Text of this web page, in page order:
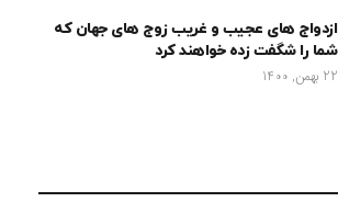
ازدواج های عجیب و غریب زوج های جهان که
شما را شگفت زده خواهند کرد
22 بهمن, 1400